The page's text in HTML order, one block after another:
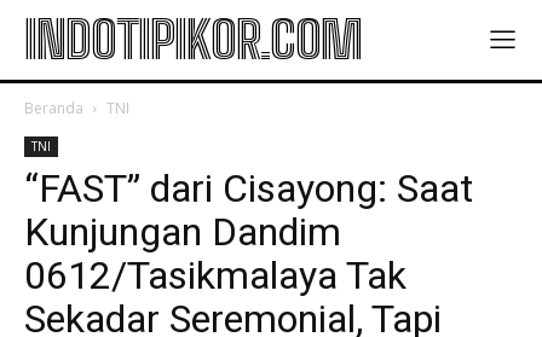
INDOTIPIKOR.COM
Beranda TNI
TNI
“FAST” dari Cisayong: Saat
Kunjungan Dandim
0612/Tasikmalaya Tak
Sekadar Seremonial, Tapi